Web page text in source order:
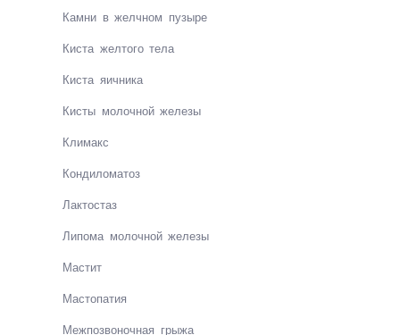
Камни в желчном пузыре
Киста жел­то­го те­ла
Киста яичника
Кис­ты мо­лоч­ной же­ле­зы
Кли­макс
Кон­ди­ло­ма­тоз
Лак­тос­таз
Ли­по­ма мо­лоч­ной же­ле­зы
Мастит
Мас­то­па­тия
Меж­поз­во­ноч­ная гры­жа